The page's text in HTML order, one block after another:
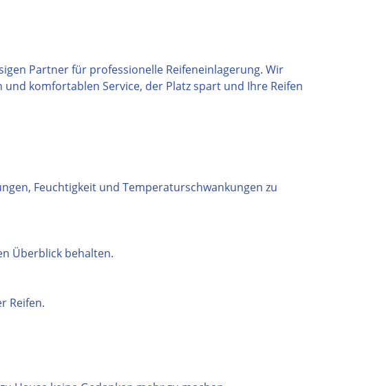
Partner für professionelle Reifeneinlagerung. Wir
komfortablen Service, der Platz spart und Ihre Reifen
Feuchtigkeit und Temperaturschwankungen zu
Überblick behalten.
Reifen.